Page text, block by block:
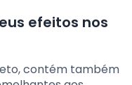
efeitos nos
contém também